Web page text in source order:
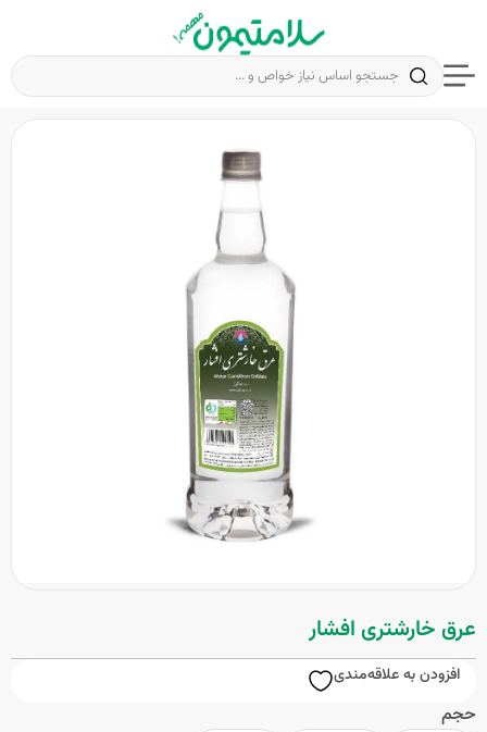
عرق خارشتری افشار
افزودن به علاقه‌مندی
حجم